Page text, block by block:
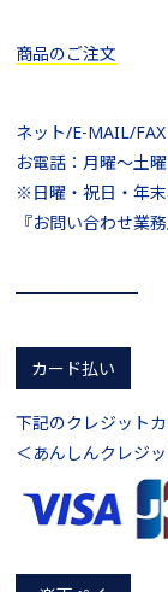
商品のご注文
ネット/E-MAIL/FAX
お電話：月曜～土
※日曜・祝日・年末
『お問い合わせ業
カード払い
下記のクレジット
＜あんしんクレジ